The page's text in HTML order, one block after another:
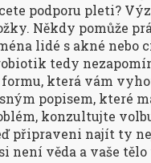
podporu pleti?
Někdy pomůže
lidé s akné
tedy
která vám
popisem, které
konzultujte
připraveni najít ty
není věda a vaše